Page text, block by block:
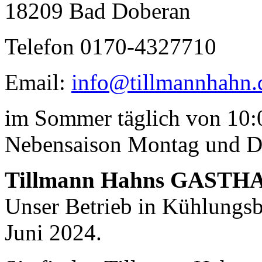
Geheimnisse, die
Ein Potpourri professioneller Rezepte.
Für Liebhaber der einfachen und
regionalen Küche. Nachkochbar, aber
immer mit der besonderen Note.
18209 Bad Doberan
Telefon 0170-4327710
Email:
im Sommer täglich von
Nebensaison Montag und
Tillmann Hahns
Unser Betrieb in
Juni 2024.